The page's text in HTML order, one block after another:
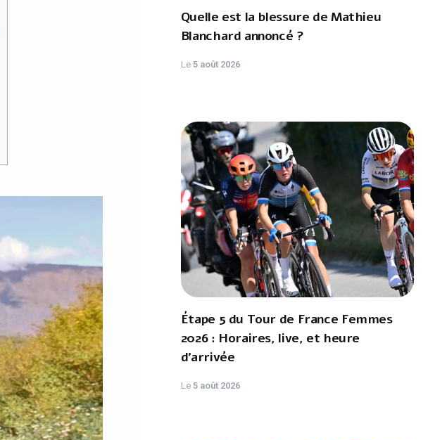
Quelle est la blessure de Mathieu
Blanchard annoncé ?
Le 5 août 2026
Étape 5 du Tour de France Femmes
2026 : Horaires, live, et heure
d'arrivée
Le 5 août 2026